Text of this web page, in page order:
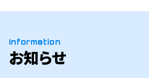
Information
お知らせ